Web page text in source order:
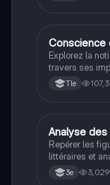
Philosophie
Conscience
Explorez la
travers ses
débats
étudiants en
Tle
AFrançais
Analyse
Repérer les
littéraires et
3e 3,029